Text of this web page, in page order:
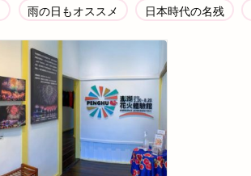
雨の日もオススメ 日本時代の名残